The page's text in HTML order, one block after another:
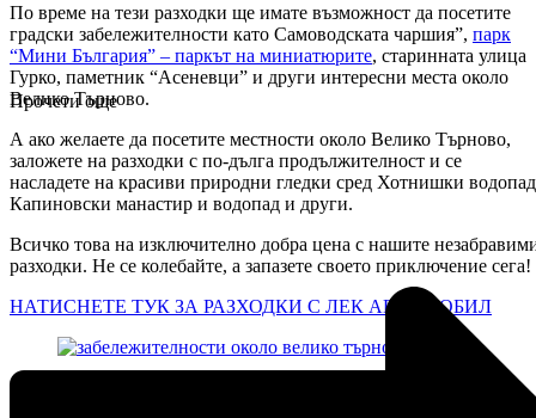
По време на тези разходки ще имате възможност да посетите
градски забележителности като Самоводската чаршия”, парк
“Мини България” – паркът на миниатюрите, старинната улица
Гурко, паметник “Асеневци” и други интересни места около
Велико Търново.
А ако желаете да посетите местности около Велико Търново,
заложете на разходки с по-дълга продължителност и се
насладете на красиви природни гледки сред Хотнишки
Капиновски манастир и водопад и други.
Всичко това на изключително добра цена с нашите
разходки. Не се колебайте, а запазете своето приключение сега!
НАТИСНЕТЕ ТУК ЗА РАЗХОДКИ С ЛЕК АВТОМОБИЛ
Прочети още